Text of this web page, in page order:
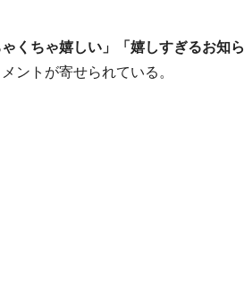
くちゃ嬉しい」「嬉しすぎるお知ら
ントが寄せられている。